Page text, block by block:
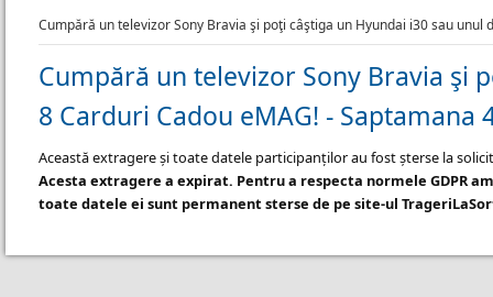
Cumpără un televizor Sony Bravia şi poţi câştiga un Hyundai i30 sau unul
Cumpără un televizor Sony Bravia şi
8 Carduri Cadou eMAG! - Saptamana
Această extragere și toate datele participanților au fost șterse la
Acesta extragere a expirat. Pentru a respecta normele GDPR
toate datele ei sunt permanent sterse de pe site-ul